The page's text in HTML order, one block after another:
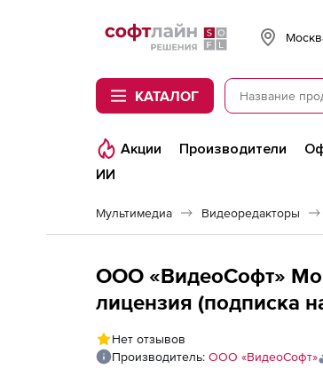
Softline
КАТАЛОГ
Акции Производители
ИИ
Мультимедиа Видеоредакторы
ООО «ВидеоСофт»
лицензия (подписка
Нет отзывов
Производитель: ООО «ВидеоСофт»